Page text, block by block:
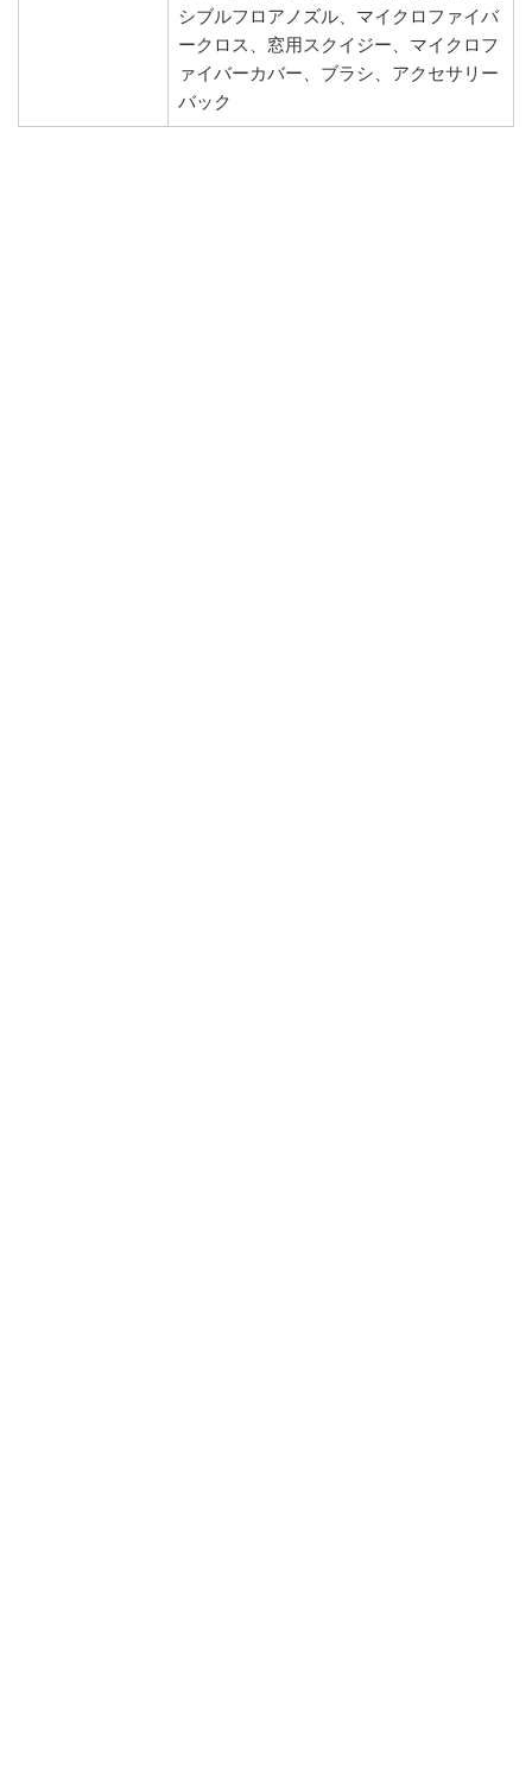
シブルフロアノズル、マイクロファイバ
ークロス、窓用スクイジー、マイクロフ
ァイバーカバー、ブラシ、アクセサリー
バック